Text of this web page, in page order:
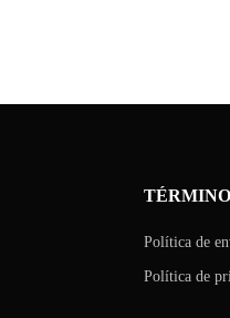
Política de
Política de